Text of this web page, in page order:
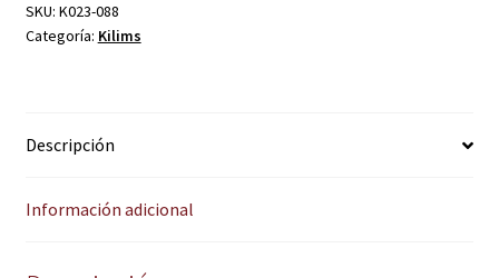
SKU: K023-088
Categoría: Kilims
Descripción
Información adicional